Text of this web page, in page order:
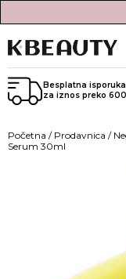
Besplatna isporuka
za iznos preko
Početna / Prodavnica /
Serum 30ml